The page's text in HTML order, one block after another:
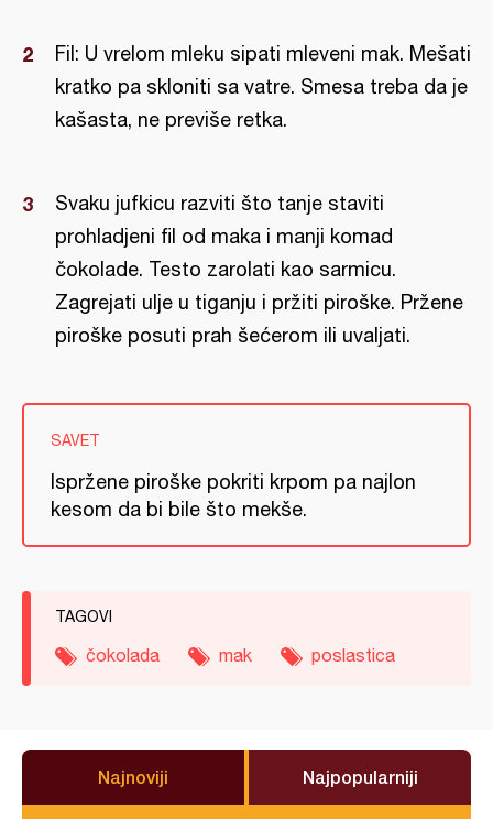
Fil: U vrelom mleku sipati mleveni mak. Mešati
kratko pa skloniti sa vatre. Smesa treba da je
kašasta, ne previše retka.
Svaku jufkicu razviti što tanje staviti
prohladjeni fil od maka i manji komad
čokolade. Testo zarolati kao sarmicu.
Zagrejati ulje u tiganju i pržiti piroške. Pržene
piroške posuti prah šećerom ili uvaljati.
SAVET
Ispržene piroške pokriti krpom pa najlon
kesom da bi bile što mekše.
TAGOVI
čokolada mak poslastica
Najnoviji Najpopularniji